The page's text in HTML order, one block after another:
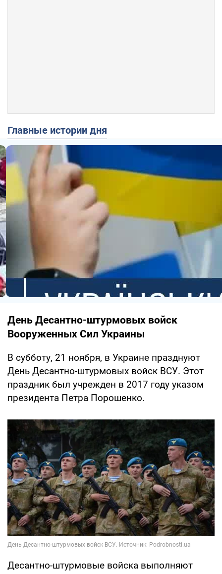
Главные истории дня
День Десантно-штурмовых войск
Вооруженных Сил Украины
В субботу, 21 ноября, в Украине празднуют
День Десантно-штурмовых войск ВСУ. Этот
праздник был учрежден в 2017 году указом
президента Петра Порошенко.
Десантно-штурмовые войска выполняют